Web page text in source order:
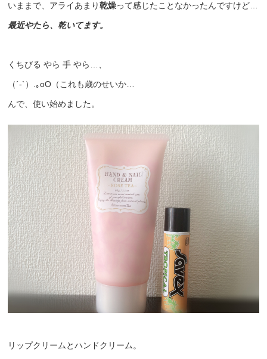
いままで、アライあまり乾燥って感じたことなかったんですけど…
最近やたら、乾いてます。
くちびる やら 手 やら…、
（´-`）.｡oO（これも歳のせいか…
んで、使い始めました。
リップクリームとハンドクリーム。